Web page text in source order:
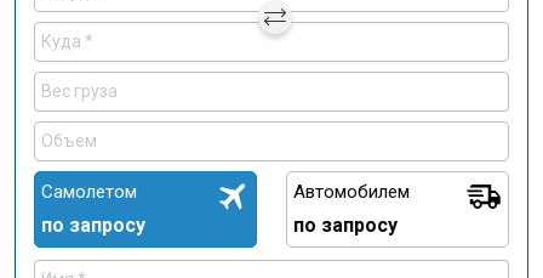
Самолетом
по запросу
Автомобилем
по запросу